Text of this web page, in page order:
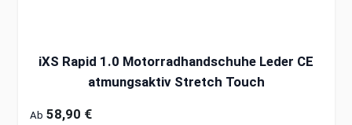
iXS Rapid 1.0 Motorradhandschuhe Leder CE
atmungsaktiv Stretch Touch
Ab 58,90 €